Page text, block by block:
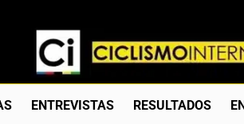
Ciclismo
Web Dedicada Al Ciclismo Mundial.
ENTREVISTAS RESULTADOS